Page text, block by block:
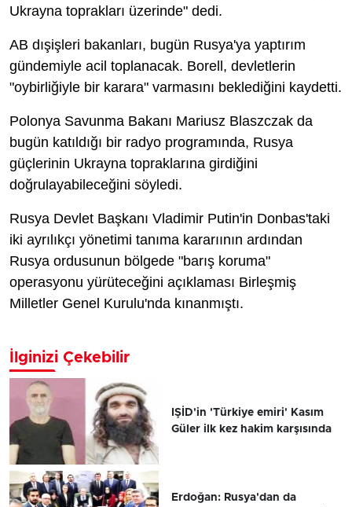
Ukrayna toprakları üzerinde" dedi.
AB dışişleri bakanları, bugün Rusya'ya yaptırım
gündemiyle acil toplanacak. Borell, devletlerin
"oybirliğiyle bir karara" varmasını beklediğini kaydetti.
Polonya Savunma Bakanı Mariusz Blaszczak da
bugün katıldığı bir radyo programında, Rusya
güçlerinin Ukrayna topraklarına girdiğini
doğrulayabileceğini söyledi.
Rusya Devlet Başkanı Vladimir Putin'in Donbas'taki
iki ayrılıkçı yönetimi tanıma kararıının ardından
Rusya ordusunun bölgede "barış koruma"
operasyonu yürüteceğini açıklaması Birleşmiş
Milletler Genel Kurulu'nda kınanmıştı.
İlginizi Çekebilir
IŞİD'in 'Türkiye emiri' Kasım
Güler ilk kez hakim karşısında
Erdoğan: Rusya'dan da